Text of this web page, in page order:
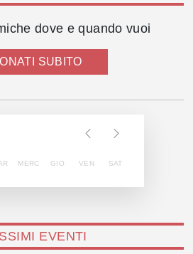
dove e quando vuoi
SUBITO
MERC GIO VEN SAT
EVENTI